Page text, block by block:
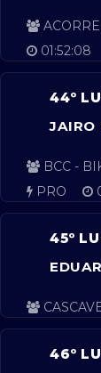
01:52:08
44º
JAIRO
BCC -
PRO
45º
46º